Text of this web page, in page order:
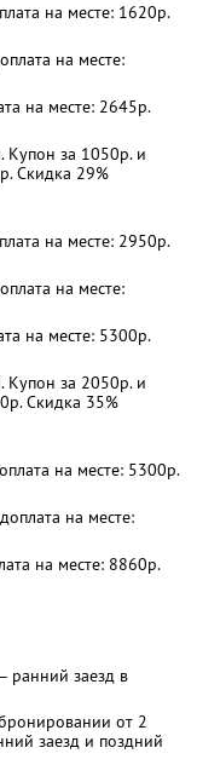
на месте: 1620р.
на месте:
на месте: 2645р.
Купон за 1050р. и
Скидка 29%
на месте: 2950р.
на месте:
на месте: 5300р.
Купон за 2050р. и
Скидка 35%
на месте: 5300р.
на месте:
на месте: 8860р.
ранний заезд в
от 2
заезд и поздний